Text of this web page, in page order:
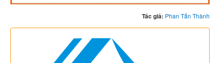
Tác giả: Phan Tấn Thành